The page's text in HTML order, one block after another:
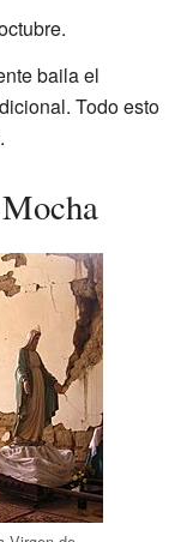
baila el
Todo esto